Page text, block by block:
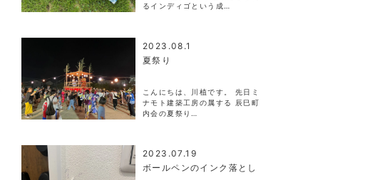
るインディゴという成…
2023.08.1
夏祭り
こんにちは、川植です。 先日ミ
ナモト建築工房の属する 辰巳町
内会の夏祭り…
2023.07.19
ボールペンのインク落とし